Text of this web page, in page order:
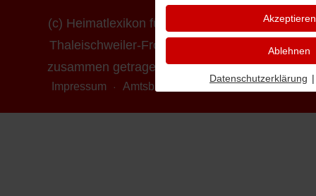
(c) Heimatlexikon für die Ortsgemeinde
Thaleischweiler-Fröschen - erstellt und
zusammen getragen von Ludwig Mayer
Impressum Amtsblatt online Datenschutz
Akzeptieren
Ablehnen
Datenschutzerklärung |